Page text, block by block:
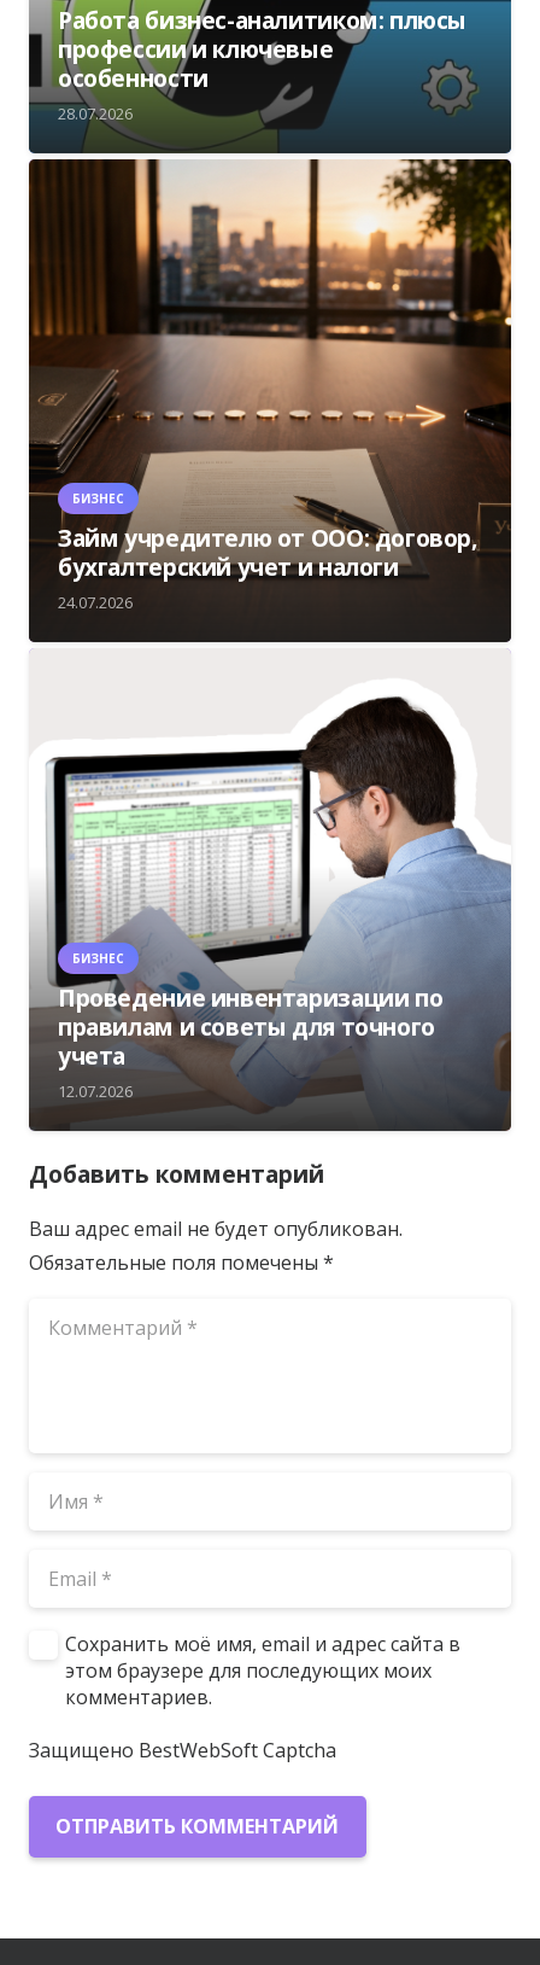
Работа бизнес-аналитиком: плюсы
профессии и ключевые
особенности
28.07.2026
БИЗНЕС
Займ учредителю от ООО: договор,
бухгалтерский учет и налоги
24.07.2026
БИЗНЕС
Проведение инвентаризации по
правилам и советы для точного
учета
12.07.2026
Добавить комментарий
Ваш адрес email не будет опубликован.
Обязательные поля помечены *
Сохранить моё имя, email и адрес сайта в
этом браузере для последующих моих
комментариев.
Защищено BestWebSoft Captcha
ОТПРАВИТЬ КОММЕНТАРИЙ